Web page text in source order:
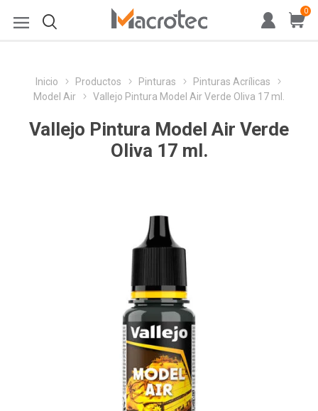
0
Inicio Productos Pinturas
Pinturas Acrílicas
Model Air
Vallejo Pintura Model Air Verde Oliva 17 ml.
Vallejo Pintura Model Air Verde
Oliva 17 ml.